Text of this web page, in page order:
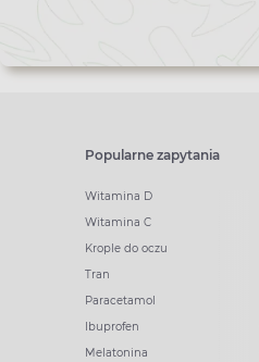
Popularne zapytania
Witamina D
Witamina C
Krople do oczu
Tran
Paracetamol
Ibuprofen
Melatonina